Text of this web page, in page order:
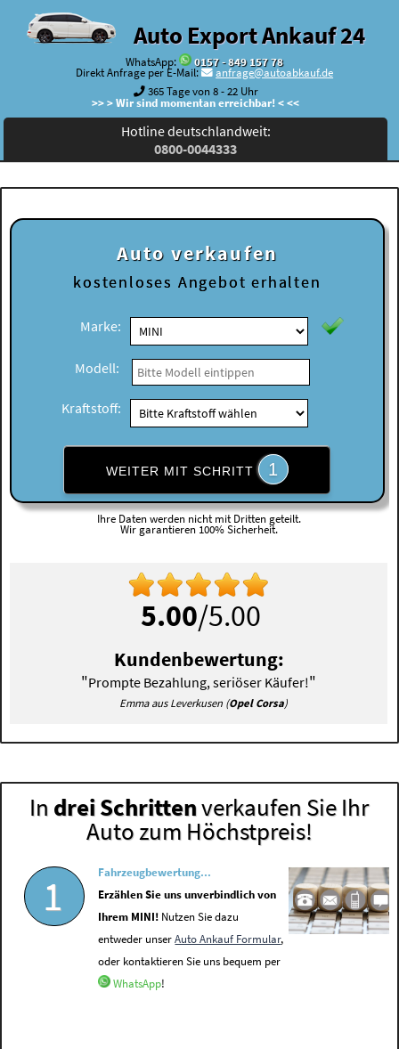
Auto Export Ankauf 24
WhatsApp:
0157 - 849 157 78
Direkt Anfrage per E-Mail:
anfrage@autoabkauf.de
365 Tage von 8 - 22 Uhr
>> > Wir sind momentan erreichbar! < <<
Hotline deutschlandweit:
0800-0044333
Auto verkaufen
kostenloses Angebot erhalten
Marke:
Modell:
Kraftstoff:
WEITER MIT SCHRITT 1
Ihre Daten werden nicht mit Dritten geteilt.
Wir garantieren 100% Sicherheit.
5.00/5.00
Kundenbewertung:
"Prompte Bezahlung, seriöser Käufer!"
Emma aus Leverkusen (Opel Corsa)
In drei Schrittenverkaufen Sie Ihr
Auto zum Höchstpreis!
1
Fahrzeugbewertung...
Erzählen Sie uns unverbindlich von
Ihrem MINI! Nutzen Sie dazu
entweder unserAuto Ankauf Formular,
oder kontaktieren Sie uns bequem per
WhatsApp!